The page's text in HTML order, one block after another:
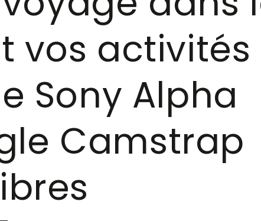
vos activités
Sony Alpha
Camstrap